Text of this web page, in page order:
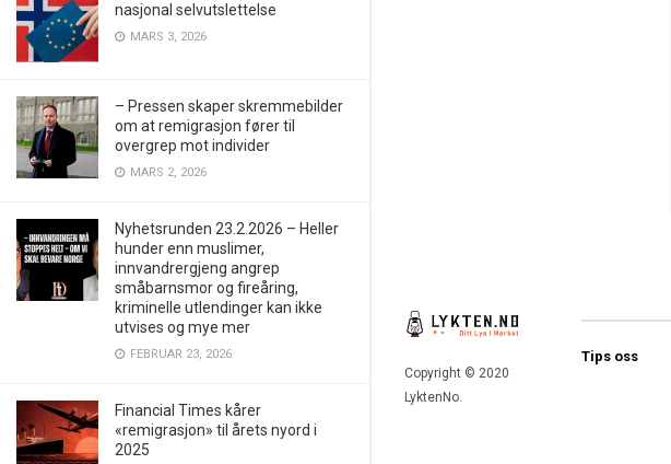
nasjonal selvutslettelse
MARS 3, 2026
– Pressen skaper skremmebilder
om at remigrasjon fører til
overgrep mot individer
MARS 2, 2026
Nyhetsrunden 23.2.2026 – Heller
hunder enn muslimer,
innvandrergjeng angrep
småbarnsmor og fireåring,
kriminelle utlendinger kan ikke
utvises og mye mer
FEBRUAR 23, 2026
Financial Times kårer
«remigrasjon» til årets nyord i
2025
Copyright © 2020
LyktenNo.
Tips oss